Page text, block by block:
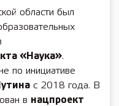
области был
«Наука».
по инициативе
с 2018 года. В
в нацпроект